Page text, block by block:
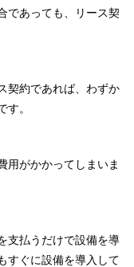
であっても、リース契
契約であれば、わずか
。
用がかかってしまいま
支払うだけで設備を導
すぐに設備を導入して